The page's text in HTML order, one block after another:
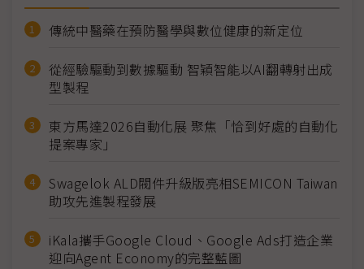
傳統中醫藥在預防醫學與數位健康的新定位
從經驗驅動到數據驅動 智穎智能以AI翻轉射出成
型製程
東方馬達2026自動化展 聚焦「恰到好處的自動化
提案專家」
Swagelok ALD閥件升級版亮相SEMICON Taiwan
助攻先進製程發展
iKala攜手Google Cloud、Google Ads打造企業
迎向Agent Economy的完整藍圖